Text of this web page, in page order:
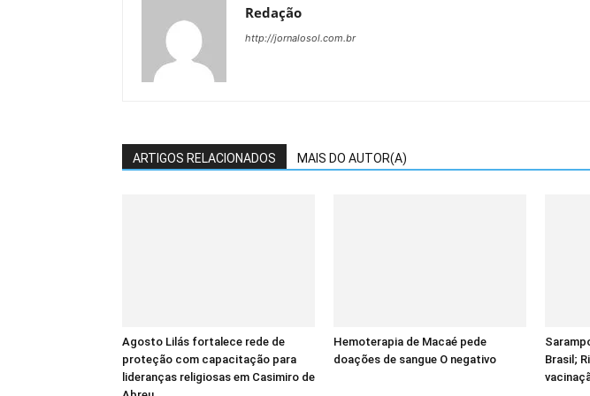
Redação
http://jornalosol.com.br
ARTIGOS RELACIONADOS MAIS DO AUTOR(A)
Agosto Lilás fortalece rede de
proteção com capacitação para
lideranças religiosas em Casimiro de
Hemoterapia de Macaé pede
doações de sangue O negativo
Brasil;